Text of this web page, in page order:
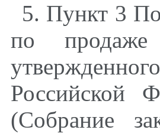
5. Пункт 3
по продаже
(Собрание